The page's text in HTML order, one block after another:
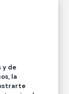
y de
la